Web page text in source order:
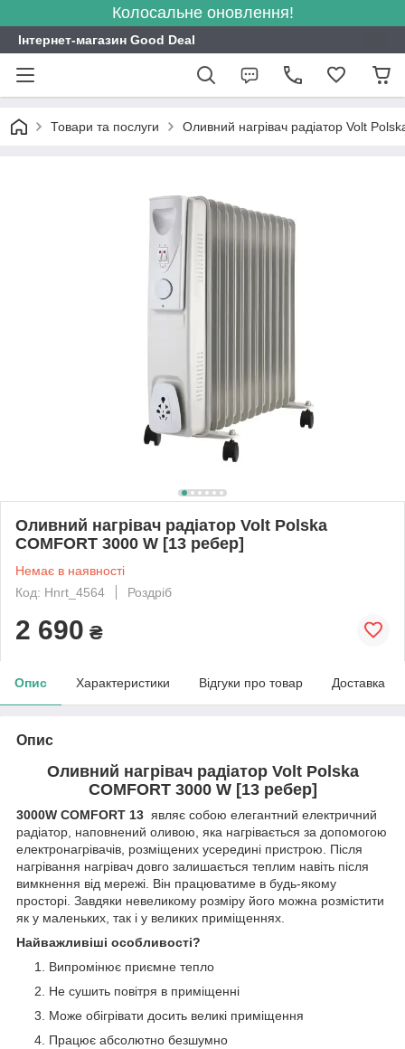
Колосальне оновлення!
Інтернет-магазин Good Deal
Товари та послуги Оливний нагрівач радіатор Volt
Оливний нагрівач радіатор Volt Polska
COMFORT 3000 W [13 ребер]
Немає в наявності
Код: Hnrt_4564
Роздріб
2 690 ₴
Опис Характеристики Відгуки про товар Доставка
Опис
Оливний нагрівач радіатор Volt Polska
COMFORT 3000 W [13 ребер]
3000W COMFORT 13 являє собою елегантний електричний
радіатор, наповнений оливою, яка нагрівається за допомогою
електронагрівачів, розміщених усередині пристрою. Після
нагрівання нагрівач довго залишається теплим навіть після
вимкнення від мережі. Він працюватиме в будь-якому
просторі. Завдяки невеликому розміру його можна розмістити
як у маленьких, так і у великих приміщеннях.
Найважливіші особливості?
Випромінює приємне тепло
Не сушить повітря в приміщенні
Може обігрівати досить великі приміщення
Працює абсолютно безшумно